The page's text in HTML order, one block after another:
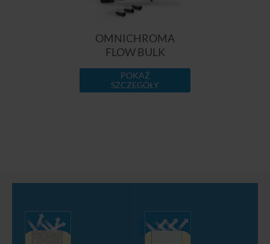
OMNICHROMA
FLOW BULK
POKAŻ
SZCZEGÓŁY